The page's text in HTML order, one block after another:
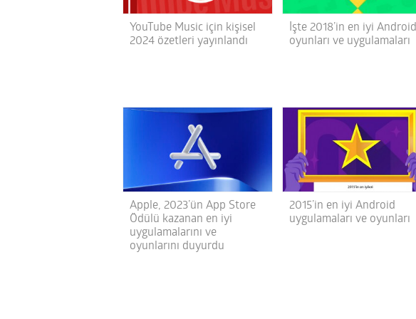
YouTube Music için kişisel
2024 özetleri yayınlandı
İşte 2018’in en iyi Android
oyunları ve uygulamaları
Apple, 2023’ün App Store
Ödülü kazanan en iyi
uygulamalarını ve
oyunlarını duyurdu
2015’in en iyi Android
uygulamaları ve oyunları